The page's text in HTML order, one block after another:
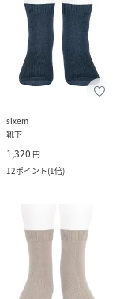
sixem
靴下
1,320 円
12ポイント(1倍)